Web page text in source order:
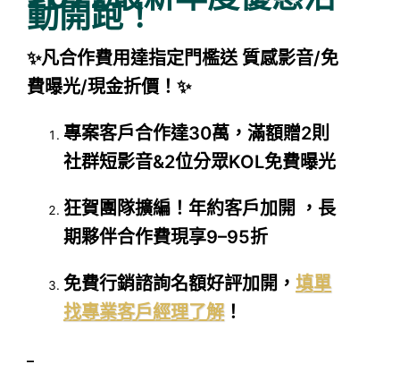
動開跑！
✨凡合作費用達指定門檻送 質感影音/免
費曝光/現金折價！✨
專案客戶合作達30萬，滿額贈2則
社群短影音&2位分眾KOL免費曝光
狂賀團隊擴編！年約客戶加開 ，長
期夥伴合作費現享9–95折
免費行銷諮詢名額好評加開，填單
找專業客戶經理了解！
–